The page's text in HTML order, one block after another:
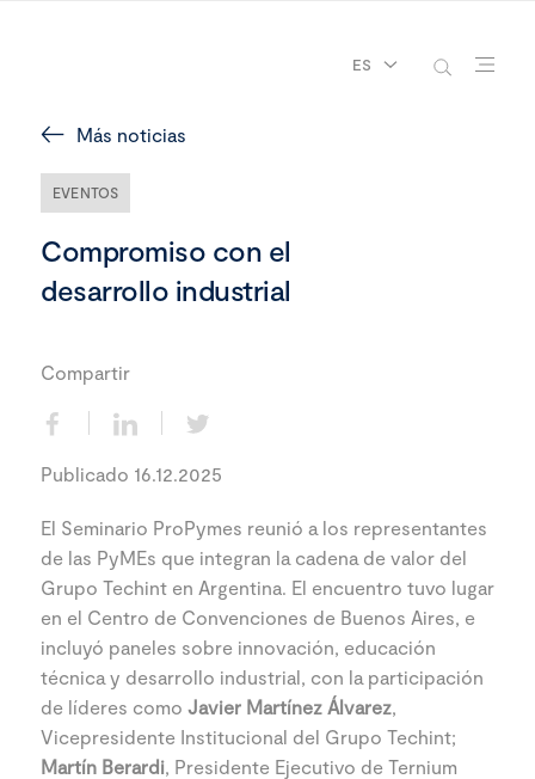
ES
Más noticias
EVENTOS
Compromiso con el
desarrollo industrial
Compartir
Publicado 16.12.2025
El Seminario ProPymes reunió a los representantes
de las PyMEs que integran la cadena de valor del
Grupo Techint en Argentina. El encuentro tuvo lugar
en el Centro de Convenciones de Buenos Aires, e
incluyó paneles sobre innovación, educación
técnica y desarrollo industrial, con la participación
de líderes como Javier Martínez Álvarez,
Vicepresidente Institucional del Grupo Techint;
Martín Berardi, Presidente Ejecutivo de Ternium